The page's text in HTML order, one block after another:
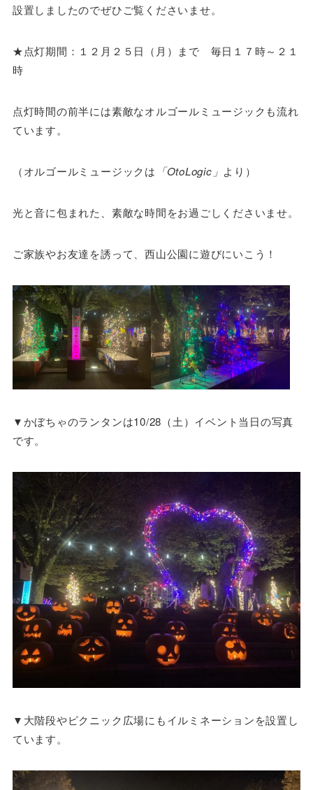
設置しましたのでぜひご覧くださいませ。
★点灯期間：１２月２５日（月）まで 毎日１７時～２１
時
点灯時間の前半には素敵なオルゴールミュージックも流れ
ています。
（オルゴールミュージックは 「OtoLogic」 より）
光と音に包まれた、素敵な時間をお過ごしくださいませ。
ご家族やお友達を誘って、西山公園に遊びにいこう！
▼かぼちゃのランタンは10/28（土）イベント当日の写真
です。
▼大階段やピクニック広場にもイルミネーションを設置し
ています。